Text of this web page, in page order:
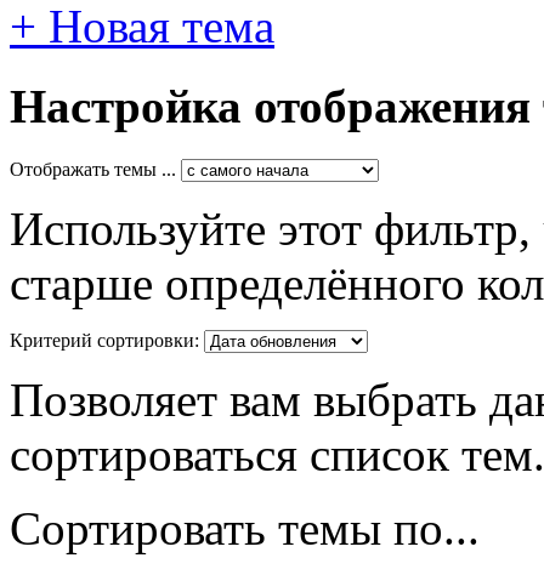
+ Новая тема
Настройка отображения
Отображать темы ...
Используйте этот
старше определённого
Критерий сортировки:
Позволяет вам выбрать
сортироваться список тем.
Сортировать темы по...